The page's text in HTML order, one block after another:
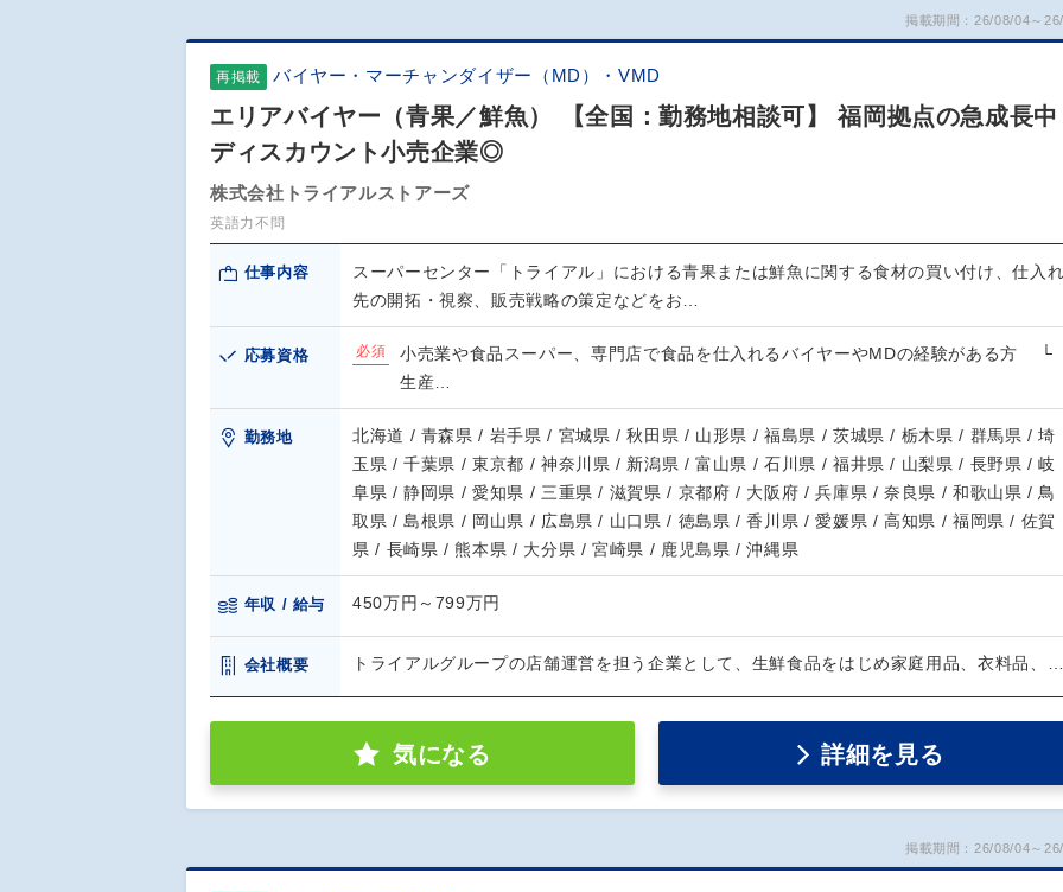
掲載期間：26/08/04～
再掲載 バイヤー・マーチャンダイザー（MD）・VMD
エリアバイヤー（青果／鮮魚） 【全国：勤務地相談可】 福岡拠点の急成長中
ディスカウント小売企業◎
株式会社トライアルストアーズ
英語力不問
仕事内容
スーパーセンター「トライアル」における青果または鮮魚に関する食材の買い付け、仕入
先の開拓・視察、販売戦略の策定などをお…
応募資格 必須
小売業や食品スーパー、専門店で食品を仕入れるバイヤーやMDの経験がある方 └
生産…
勤務地
北海道 / 青森県 / 岩手県 / 宮城県 / 秋田県 / 山形県 / 福島県 / 茨城県 / 栃木県 / 群馬県 / 埼
玉県 / 千葉県 / 東京都 / 神奈川県 / 新潟県 / 富山県 / 石川県 / 福井県 / 山梨県 / 長野県 / 岐
阜県 / 静岡県 / 愛知県 / 三重県 / 滋賀県 / 京都府 / 大阪府 / 兵庫県 / 奈良県 / 和歌山県 / 鳥
取県 / 島根県 / 岡山県 / 広島県 / 山口県 / 徳島県 / 香川県 / 愛媛県 / 高知県 / 福岡県 / 佐賀
県 / 長崎県 / 熊本県 / 大分県 / 宮崎県 / 鹿児島県 / 沖縄県
年収 / 給与 450万円～799万円
会社概要 トライアルグループの店舗運営を担う企業として、生鮮食品をはじめ家庭用品、衣料品、
気になる 詳細を見る
掲載期間：26/08/04～